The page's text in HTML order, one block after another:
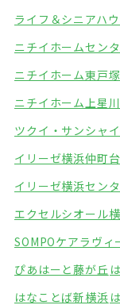
ライフ＆シニアハ
ニチイホームセン
ニチイホーム東戸塚
ニチイホーム上星川
ツクイ・サンシャ
イリーゼ横浜仲町台
イリーゼ横浜セン
エクセルシオール
SOMPOケアラヴィ
ぴあはーと藤が丘
はなことば新横浜